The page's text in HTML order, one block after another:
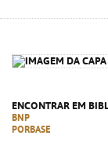
ENCONTRAR EM
BNP
PORBASE